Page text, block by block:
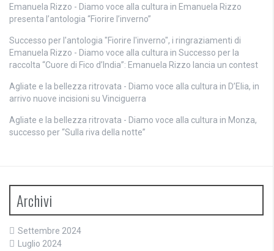
Emanuela Rizzo - Diamo voce alla cultura in Emanuela Rizzo
presenta l’antologia “Fiorire l’inverno”
Successo per l'antologia "Fiorire l'inverno", i ringraziamenti di
Emanuela Rizzo - Diamo voce alla cultura in Successo per la
raccolta “Cuore di Fico d’India”: Emanuela Rizzo lancia un contest
Agliate e la bellezza ritrovata - Diamo voce alla cultura in D’Elia, in
arrivo nuove incisioni su Vinciguerra
Agliate e la bellezza ritrovata - Diamo voce alla cultura in Monza,
successo per “Sulla riva della notte”
Archivi
Settembre 2024
Luglio 2024